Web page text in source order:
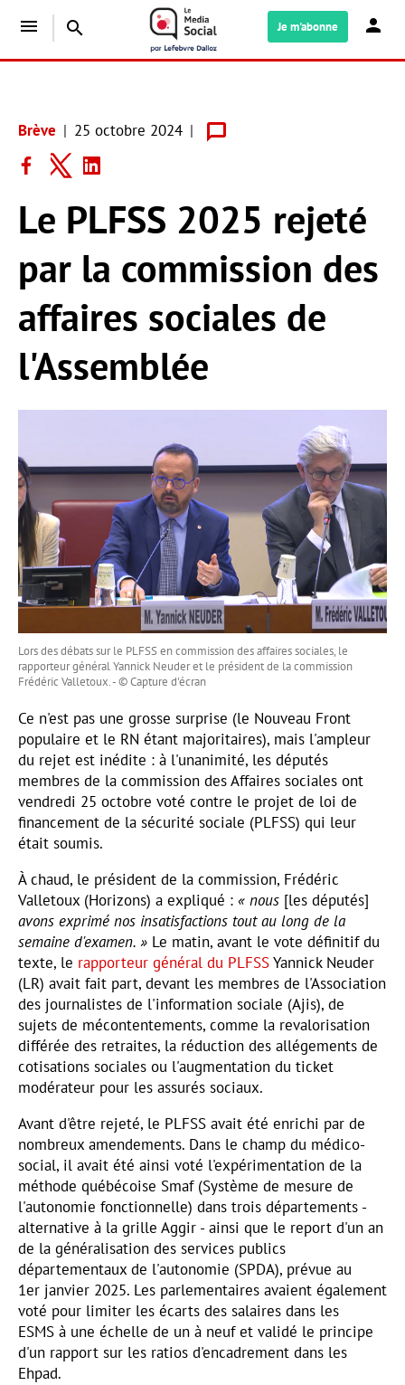
menu search Je m'abonne
Brève 25 octobre 2024
Le PLFSS 2025 rejeté
par la commission des
affaires sociales de
l'Assemblée
Lors des débats sur le PLFSS en commission des affaires sociales, le
rapporteur général Yannick Neuder et le président de la commission
Frédéric Valletoux. - © Capture d'écran
Ce n'est pas une grosse surprise (le Nouveau Front
populaire et le RN étant majoritaires), mais l'ampleur
du rejet est inédite : à l'unanimité, les députés
membres de la commission des Affaires sociales ont
vendredi 25 octobre voté contre le projet de loi de
financement de la sécurité sociale (PLFSS) qui leur
était soumis.
À chaud, le président de la commission, Frédéric
Valletoux (Horizons) a expliqué : « nous [les députés]
avons exprimé nos insatisfactions tout au long de la
semaine d'examen. » Le matin, avant le vote définitif du
texte, le rapporteur général du PLFSSYannick Neuder
(LR) avait fait part, devant les membres de l'Association
des journalistes de l'information sociale (Ajis), de
sujets de mécontentements, comme la revalorisation
différée des retraites, la réduction des allégements de
cotisations sociales ou l'augmentation du ticket
modérateur pour les assurés sociaux.
Avant d'être rejeté, le PLFSS avait été enrichi par de
nombreux amendements. Dans le champ du médico-
social, il avait été ainsi voté l'expérimentation de la
méthode québécoise Smaf (Système de mesure de
l'autonomie fonctionnelle) dans trois départements -
alternative à la grille Aggir - ainsi que le report d'un an
de la généralisation des services publics
départementaux de l'autonomie (SPDA), prévue au
1er janvier 2025. Les parlementaires avaient également
voté pour limiter les écarts des salaires dans les
ESMS à une échelle de un à neuf et validé le principe
d'un rapport sur les ratios d'encadrement dans les
Ehpad.